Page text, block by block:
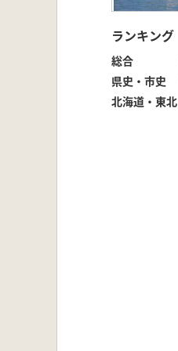
ランキング
総合
県史・市史
北海道・東北